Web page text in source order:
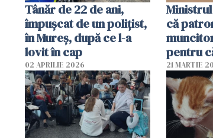
Tânăr de 22 de ani,
împușcat de un polițist,
în Mureș, după ce l-a
lovit în cap
02 APRILIE 2026
că
pentru
21 MARTIE